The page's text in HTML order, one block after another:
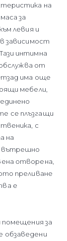
на
за
левия и
зависимост
интимна
от
има още
мебели,
се плъзгащи
с
на
вътрешно
отворена,
преливане
е
помещения за
обзаведени